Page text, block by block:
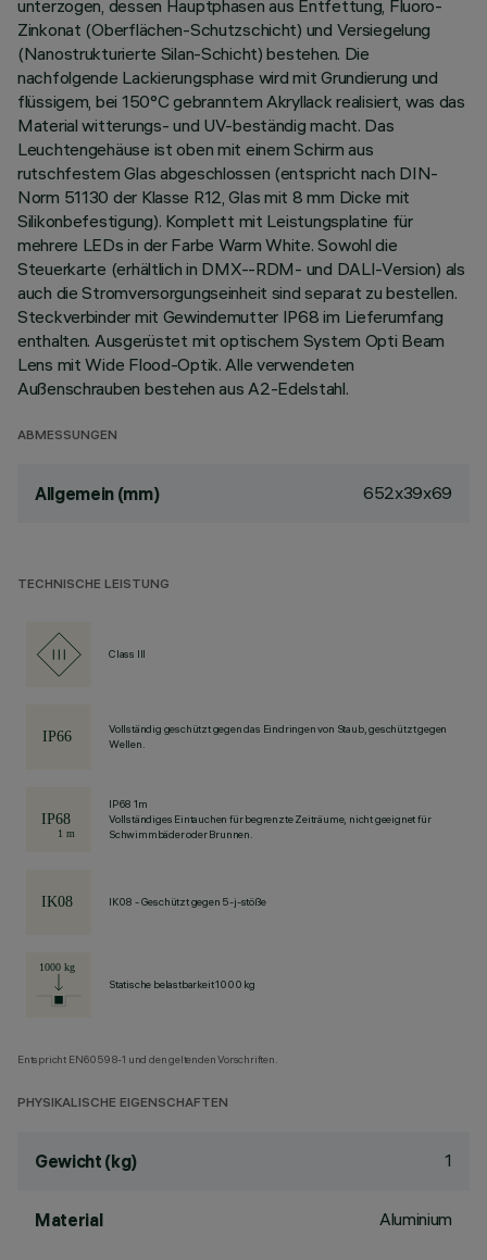
unterzogen, dessen Hauptphasen aus Entfettung, Fluoro-
Zinkonat (Oberflächen-Schutzschicht) und Versiegelung
(Nanostrukturierte Silan-Schicht) bestehen. Die
nachfolgende Lackierungsphase wird mit Grundierung und
flüssigem, bei 150°C gebranntem Akryllack realisiert, was das
Material witterungs- und UV-beständig macht. Das
Leuchtengehäuse ist oben mit einem Schirm aus
rutschfestem Glas abgeschlossen (entspricht nach DIN-
Norm 51130 der Klasse R12, Glas mit 8 mm Dicke mit
Silikonbefestigung). Komplett mit Leistungsplatine für
mehrere LEDs in der Farbe Warm White. Sowohl die
Steuerkarte (erhältlich in DMX--RDM- und DALI-Version) als
auch die Stromversorgungseinheit sind separat zu bestellen.
Steckverbinder mit Gewindemutter IP68 im Lieferumfang
enthalten. Ausgerüstet mit optischem System Opti Beam
Lens mit Wide Flood-Optik. Alle verwendeten
Außenschrauben bestehen aus A2-Edelstahl.
ABMESSUNGEN
Allgemein (mm) 652x39x69
TECHNISCHE LEISTUNG
Class III
Vollständig geschützt gegen das Eindringen von Staub, geschützt gegen
Wellen.
IP68 1m
Vollständiges Eintauchen für begrenzte Zeiträume, nicht geeignet für
Schwimmbäder oder Brunnen.
IK08 - Geschützt gegen 5-j-stöße
Statische belastbarkeit 1000 kg
Entspricht EN60598-1 und den geltenden Vorschriften.
PHYSIKALISCHE EIGENSCHAFTEN
Gewicht (kg) 1
Material Aluminium